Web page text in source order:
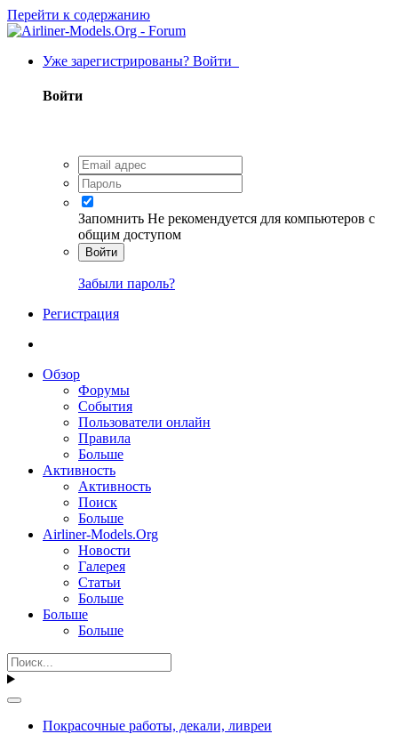
Перейти к содержанию
Уже зарегистрированы? Войти
Войти
Запомнить Не рекомендуется для компьютеров с
общим доступом
Войти
Забыли пароль?
Регистрация
Обзор
Форумы
События
Пользователи онлайн
Правила
Больше
Активность
Активность
Поиск
Больше
Airliner-Models.Org
Новости
Галерея
Статьи
Больше
Больше
Больше
Покрасочные работы, декали, ливреи